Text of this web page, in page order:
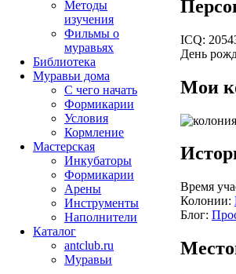
ICQ:
День
Мои
Время
Колонии:
Блог:
Методы
изучения
Фильмы о
муравьях
Библиотека
Муравьи дома
С чего начать
Формикарии
Условия
Кормление
Мастерская
Инкубаторы
Формикарии
Арены
Инструменты
Наполнители
Каталог
antclub.ru
Муравьи